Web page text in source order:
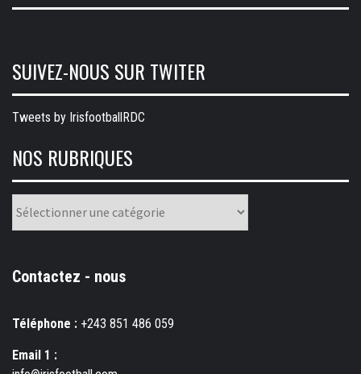
SUIVEZ-NOUS SUR TWITER
Tweets by IrisfootballRDC
NOS RUBRIQUES
rubriques
Contactez - nous
Téléphone : +243 851 486 059
Email 1 :